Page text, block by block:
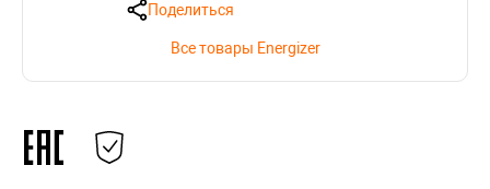
Поделиться
Все товары Energizer